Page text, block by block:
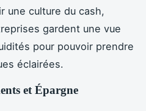
une culture du cash,
gardent une vue
pour pouvoir prendre
éclairées.
et Épargne